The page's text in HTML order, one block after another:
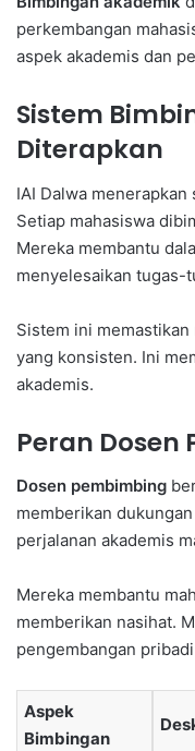
perkembangan
aspek akademis dan
Sistem
Diterapkan
IAI Dalwa
Setiap mahasiswa
Mereka membantu
menyelesaikan tugas-
Sistem ini
yang konsisten. Ini
akademis.
Peran
Dosen pembimbing
memberikan
perjalanan akademis
Mereka membantu
memberikan nasihat.
pengembangan
Aspek
Bimbingan